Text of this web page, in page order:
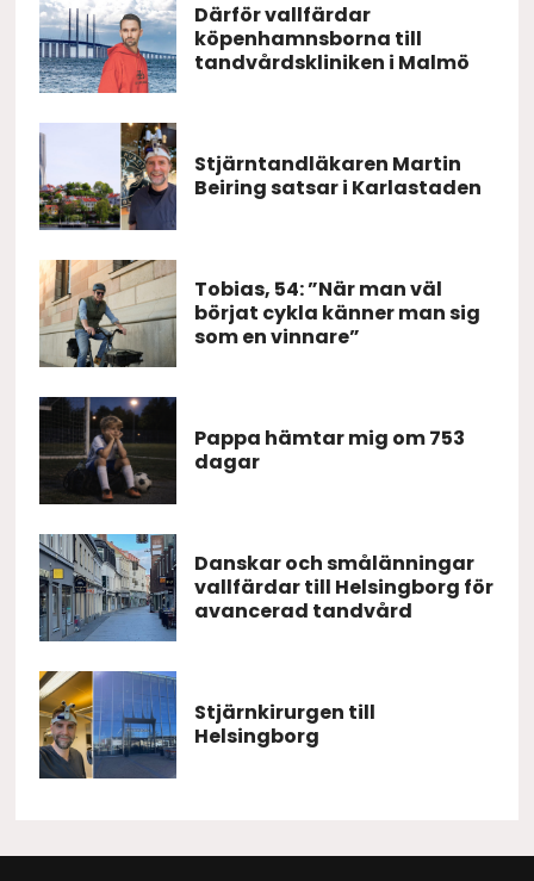
Därför vallfärdar
köpenhamnsborna till
tandvårdskliniken i Malmö
Stjärntandläkaren Martin
Beiring satsar i Karlastaden
Tobias, 54: ”När man väl
börjat cykla känner man sig
som en vinnare”
Pappa hämtar mig om 753
dagar
Danskar och smålänningar
vallfärdar till Helsingborg för
avancerad tandvård
Stjärnkirurgen till
Helsingborg